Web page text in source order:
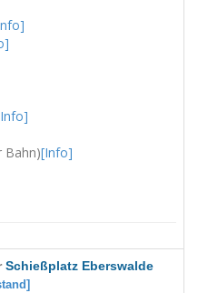
Bahn)[Info]
Schießplatz Eberswalde